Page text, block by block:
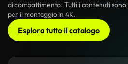
di combattimento. Tutti i contenuti
per il montaggio in 4K.
Esplora tutto il catalogo